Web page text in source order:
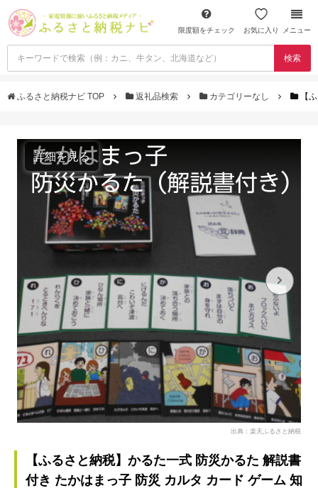
限度額をチェック お気に入り メニュー
検索
ふるさと納税ナビ TOP 返礼品検索 カテゴリーなし 【
詳細を見る
出典：楽天ふるさと納税
【ふるさと納税】かるた一式 防災かるた 解説書
付き たかはまっ子 防災 カルタ カード ゲーム 知